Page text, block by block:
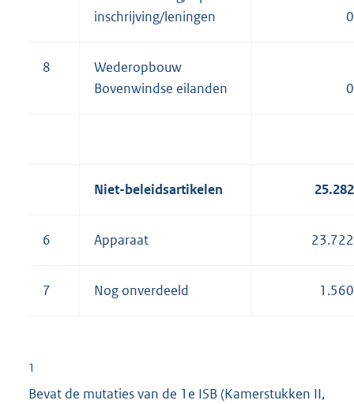
inschrijving/leningen
0
8
Wederopbouw
Bovenwindse eilanden
0
Niet-beleidsartikelen 25.282
6 Apparaat 23.722
7 Nog onverdeeld 1.560
1
Bevat de mutaties van de 1e ISB (Kamerstukken II,